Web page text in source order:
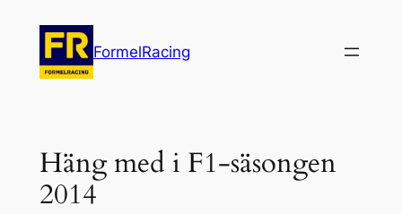
innehåll
FormelRacing
Häng med i F1-säsongen
2014